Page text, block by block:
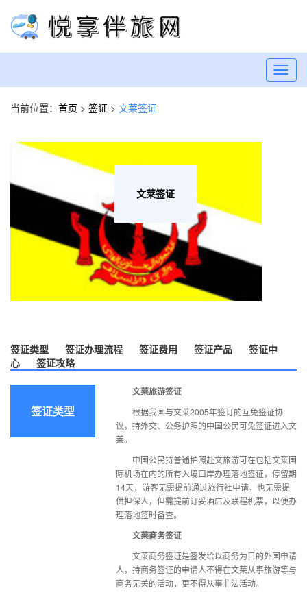
当前位置： 首页 > 签证 > 文莱签证
文莱签证
签证类型 签证办理流程 签证费用 签证产品
签证中
心
签证攻略
签证类型
文莱旅游签证
根据我国与文莱2005年签订的互免签证协
议，持外交、公务护照的中国公民可免签证进入文
莱。
中国公民持普通护照赴文旅游可在包括文莱国
际机场在内的所有入境口岸办理落地签证，停留期
14天，游客无需提前通过旅行社申请，也无需提
供担保人，但需提前订妥酒店及联程机票，以便办
理落地签时备查。
文莱商务签证
文莱商务签证是签发给以商务为目的外国申请
人，持商务签证的申请人不得在文莱从事旅游等与
商务无关的活动，更不得从事非法活动。